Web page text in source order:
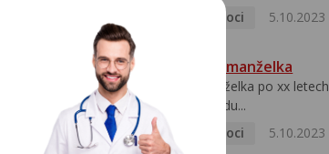
Pohlavní nemoci
5.10.2023
HPV pozitivní manželka
Dobrý den, manželka po xx letech
přivezla z Východu...
Pohlavní nemoci
5.10.2023